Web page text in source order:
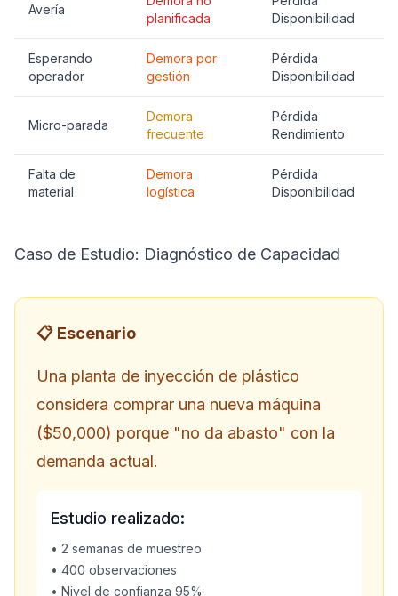
Avería
planificada
Disponibilidad
Esperando
operador
Demora por
gestión
Pérdida
Disponibilidad
Micro-parada
Demora
frecuente
Pérdida
Rendimiento
Falta de
material
Demora
logística
Pérdida
Disponibilidad
Caso de Estudio: Diagnóstico de Capacidad
📋 Escenario
Una planta de inyección de plástico
considera comprar una nueva máquina
($50,000) porque "no da abasto" con la
demanda actual.
Estudio realizado:
• 2 semanas de muestreo
• 400 observaciones
• Nivel de confianza 95%